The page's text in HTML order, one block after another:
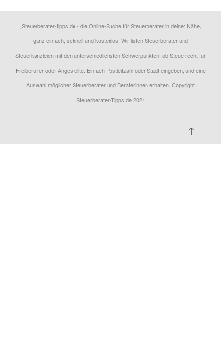
„Steuerberater-tipps.de - die Online-Suche für Steuerberater in deiner Nähe,
ganz einfach, schnell und kostenlos. Wir listen Steuerberater und
Steuerkanzleien mit den unterschiedlichsten Schwerpunkten, ob Steuerrecht für
Freiberufler oder Angestellte. Einfach Postleitzahl oder Stadt eingeben, und eine
Auswahl möglicher Steuerberater und Beraterinnen erhalten. Copyright
Steuerberater-Tipps.de 2021
↑